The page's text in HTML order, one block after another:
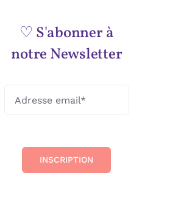
♡ S'abonner à
notre Newsletter
INSCRIPTION